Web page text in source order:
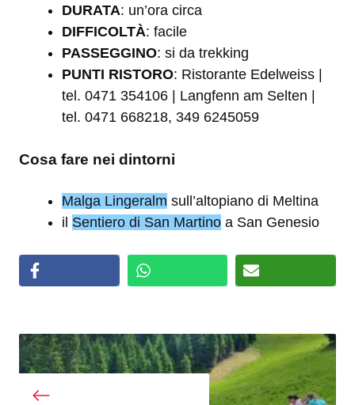
DURATA: un’ora circa
DIFFICOLTÀ: facile
PASSEGGINO: si da trekking
PUNTI RISTORO: Ristorante Edelweiss |
tel. 0471 354106 | Langfenn am Selten |
tel. 0471 668218, 349 6245059
Cosa fare nei dintorni
Malga Lingeralm sull’altopiano di Meltina
il Sentiero di San Martino a San Genesio